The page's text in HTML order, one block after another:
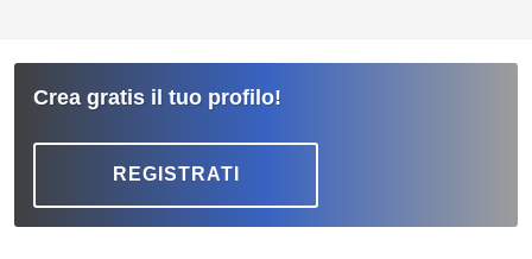
Crea gratis il tuo profilo!
REGISTRATI